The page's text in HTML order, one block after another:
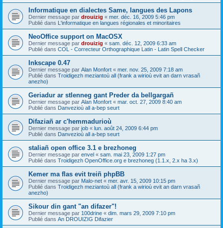
Informatique en dialectes Same, langues des Lapons
Dernier message par drouizig « mer. déc. 16, 2009 5:46 pm
Publié dans L'informatique en langues régionales et minoritaires
NeoOffice support on MacOSX
Dernier message par drouizig « sam. déc. 12, 2009 6:33 am
Publié dans COL - Correcteur Orthographique Latin - Latin Spell Checker
Inkscape 0.47
Dernier message par Alan Monfort « mer. nov. 25, 2009 7:18 am
Publié dans Troidigezh meziantoù all (frank a wirioù evit an darn vrasañ
anezho)
Geriadur ar stlenneg gant Preder da bellgargañ
Dernier message par Alan Monfort « mar. oct. 27, 2009 8:40 am
Publié dans Danvezioù all a-bep seurt
Difaziañ ar c'hemmadurioù
Dernier message par job « lun. août 24, 2009 6:44 pm
Publié dans Danvezioù all a-bep seurt
staliañ open office 3.1 e brezhoneg
Dernier message par envel « sam. mai 23, 2009 1:27 pm
Publié dans Troidigezh OpenOffice.org e brezhoneg (1.1.x, 2.x ha 3.x)
Kemer ma flas evit treiñ phpBB
Dernier message par Malo-net « mer. avr. 15, 2009 10:15 pm
Publié dans Troidigezh meziantoù all (frank a wirioù evit an darn vrasañ
anezho)
Sikour din gant "an difazer"!
Dernier message par 100drine « dim. mars 29, 2009 7:10 pm
Publié dans An DROUIZIG Difazier